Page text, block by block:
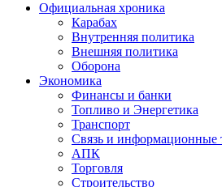
Официальная хроника
Карабах
Внутренняя политика
Внешняя политика
Оборона
Экономика
Финансы и банки
Топливо и Энергетика
Транспорт
Связь и информационные
АПК
Торговля
Строительство